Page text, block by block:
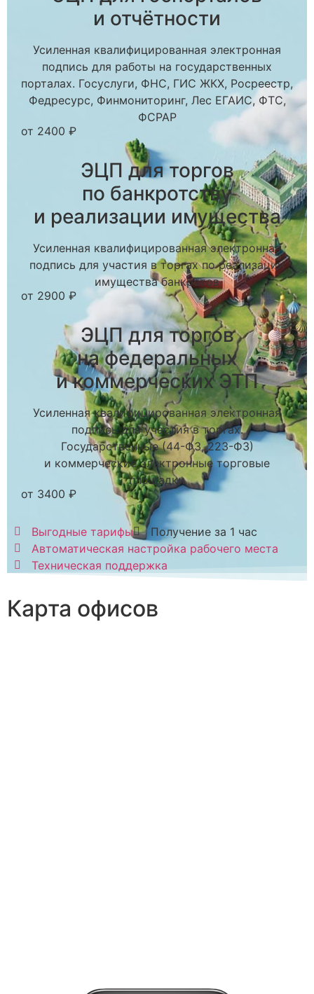
и отчётности
Усиленная квалифицированная электронная
подпись для работы на государственных
порталах. Госуслуги, ФНС, ГИС ЖКХ, Росреестр,
Федресурс, Финмониторинг, Лес ЕГАИС, ФТС,
ФСРАР
от 2400 ₽
ЭЦП для торгов
по банкротству
и реализации имущества
Усиленная квалифицированная электронная
подпись для участия в торгах по реализации
имущества банкротов
от 2900 ₽
ЭЦП для торгов
на федеральных
и коммерческих ЭТП
Усиленная квалифицированная электронная
подпись для участия в торгах.
Государственные (44-ФЗ, 223-ФЗ)
и коммерческие электронные торговые
площадки
от 3400 ₽
Выгодные тарифы
Получение за 1 час
Автоматическая настройка рабочего места
Техническая поддержка
Карта офисов